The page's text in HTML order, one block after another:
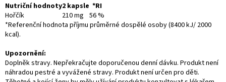
Nutriční hodnoty2 kapsle *RI
Hořčík
210 mg 56 %
*Referenční hodnota příjmu průměrné dospělé osoby (8400 kJ/ 2000
kcal).
Upozornění:
Doplněk stravy. Nepřekračujte doporučenou denní dávku. Produkt není
náhradou pestré a vyvážené stravy. Produkt není určen pro děti.